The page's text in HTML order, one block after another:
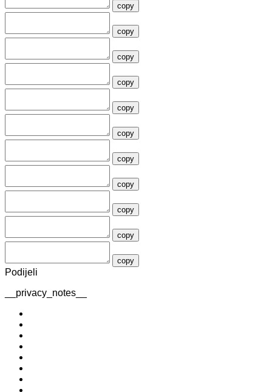
copy
copy
copy
copy
copy
copy
copy
copy
copy
copy
copy
Podijeli
__privacy_notes__